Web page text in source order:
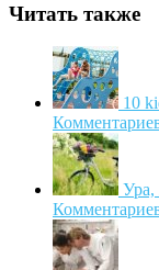
Читать также
10
Ура,